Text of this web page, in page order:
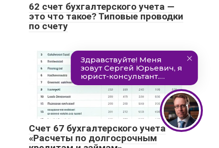
62 счет бухгалтерского учета —
это что такое? Типовые проводки
по счету
Счет 67 бухгалтерского учета
«Расчеты по долгосрочным